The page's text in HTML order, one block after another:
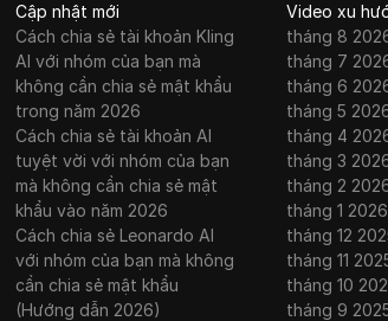
Cập nhật mới
Cách chia sẻ tài khoản Kling
AI với nhóm của bạn mà
không cần chia sẻ mật khẩu
trong năm 2026
Cách chia sẻ tài khoản AI
tuyệt vời với nhóm của bạn
mà không cần chia sẻ mật
khẩu vào năm 2026
Cách chia sẻ Leonardo AI
với nhóm của bạn mà không
cần chia sẻ mật khẩu
(Hướng dẫn 2026)
Video xu
tháng 8
tháng 7
tháng 6
tháng 5
tháng 4
tháng 3
tháng 2
tháng 1 2026
tháng 12
tháng 11
tháng 10
tháng 9